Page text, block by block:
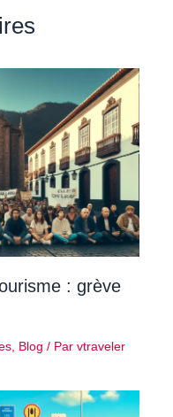
: grève
Blog / Par vtraveler